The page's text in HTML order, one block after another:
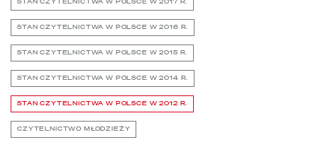
STAN CZYTELNICTWA W POLSCE W 2017 R.
STAN CZYTELNICTWA W POLSCE W 2016 R.
STAN CZYTELNICTWA W POLSCE W 2015 R.
STAN CZYTELNICTWA W POLSCE W 2014 R.
STAN CZYTELNICTWA W POLSCE W 2012 R.
CZYTELNICTWO MŁODZIEŻY